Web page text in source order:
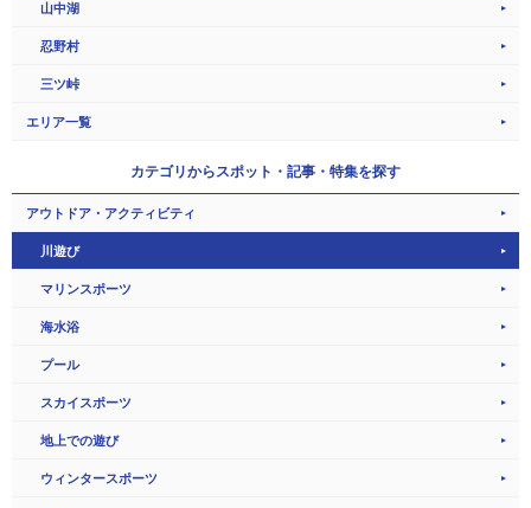
山中湖
忍野村
三ツ峠
エリア一覧
カテゴリからスポット・記事・特集を探す
アウトドア・アクティビティ
川遊び
マリンスポーツ
海水浴
プール
スカイスポーツ
地上での遊び
ウィンタースポーツ